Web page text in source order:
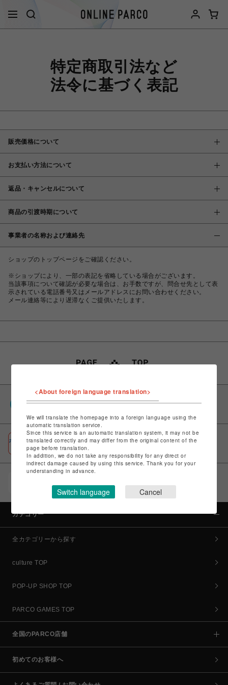
特定商取引法など
法令に基づく表記
販売価格について
お支払い方法について
返品・キャンセルについて
商品の引渡時期について
事業者の名称および連絡先
ショップのトップページをご確認ください。
※ショップにより、一部の表記を省略している場合がございます。
当該事項について確認が必要な場合は、お手数ですが、問合せ先として表
示されている電話番号又はメールアドレスにお問い合わせください。
メール連絡等により遅滞なくご提供いたします。
PARCOポイント
ポケパル払い
初回登録＆お買物で最大1,500円分のPARCOポイント進呈
コイン＆クーポンでPARCOでのお買い物がオトクに
カテゴリー
全カテゴリーから探す
culture TOP
POP-UP SHOP TOP
PARCO GAMES TOP
全国のPARCO店舗
初めてのお客様へ
<About foreign language translation>
We will translate the homepage into a foreign language using the
automatic translation service.
Since this service is an automatic translation system, it may not be
translated correctly and may differ from the original content of the
page before translation.
In addition, we do not take any responsibility for any direct or
indirect damage caused by using this service. Thank you for your
understanding in advance.
Switch language Cancel